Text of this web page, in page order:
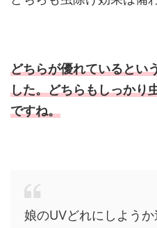
どちらが優れているとい
した。どちらもしっかり
ですね。
娘のUVどれにしよう